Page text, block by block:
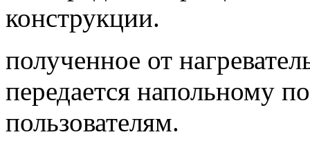
конструкции.
полученное от
передается напольному
пользователям.